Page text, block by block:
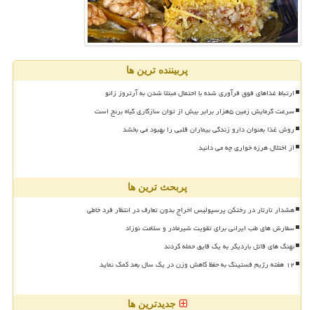
پربیننده ترین ها
ارتباط غذاهای فوق فرآوری شده با احتمال مبتلا شدن به آرتروز زانو
سرعت گرمایش زمین ۵هزار برابر بیش از توان سازگاری گیاه برنج است
روش غذا بعنوان دارو زندگی بیماران قلبی را بهبود می بخشد
از اختلال هرزه خواری چه می دانید
پربحث ترین ها
هشدار تارتار در رختکن پرسپولیس اخراج بدون تعارف در انتظار فرد خاطی
سفارش های طب ایرانی برای تقویت شیرمادر و سلامت نوزاد
نهنگ های قاتل باردیگر به یک قایق حمله کردند
۱۲ هفته رژیم فستینگ به حفظ کاهش وزن در یک سال بعد کمک نماید
جدیدترین ها